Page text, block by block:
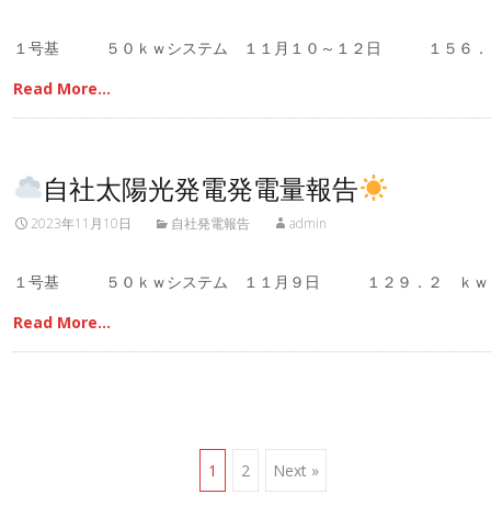
１号基 ５０ｋｗシステム １１月１０～１２日 １５６．
Read More…
自社太陽光発電発電量報告
2023年11月10日 自社発電報告 admin
１号基 ５０ｋｗシステム １１月９日 １２９．２ ｋｗ
Read More…
1 2 Next »